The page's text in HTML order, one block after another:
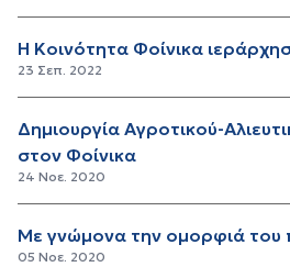
Η Κοινότητα Φοίνικα
23 Σεπ. 2022
Δημιουργία Αγροτικού-
στον Φοίνικα
24 Νοε. 2020
Με γνώμονα την ομορφιά του
05 Νοε. 2020